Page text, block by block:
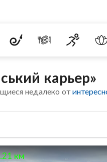
карьер»
недалеко от
км